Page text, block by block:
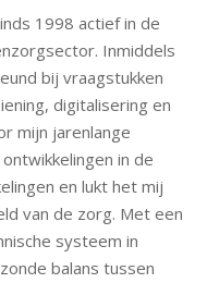
1998 actief in de
Inmiddels
bij vraagstukken
digitalisering en
mijn jarenlange
in de
en lukt het mij
van de zorg. Met een
systeem in
balans tussen